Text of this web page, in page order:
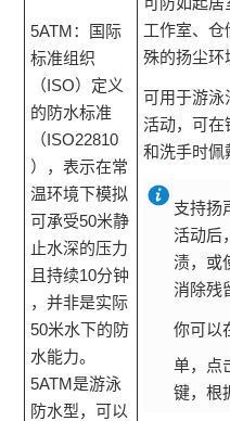
5ATM：国际
标准组织
（ISO）定义
的防水标准
（ISO22810
），表示在常
温环境下模拟
可承受50米静
止水深的压力
且持续10分钟
，并非是实际
50米水下的防
水能力。
5ATM是游泳
防水型，可以
工作室、仓
殊的扬尘环
可用于游泳
活动，可在
和洗手时佩
支持扬
活动后
渍，或
消除残
你可以
单，点
键，根